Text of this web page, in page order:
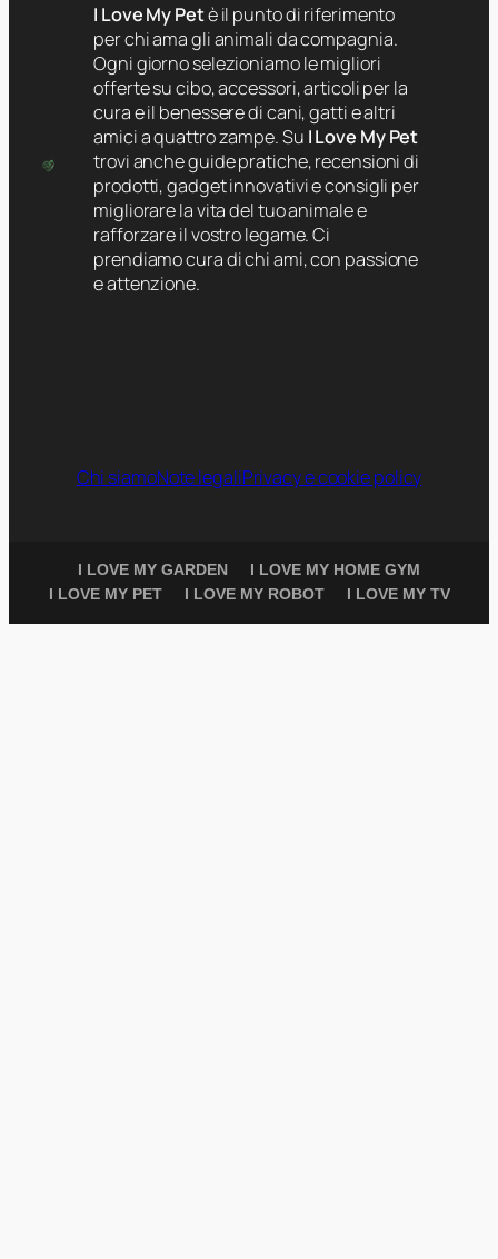
I Love My Petè il punto di riferimento
per chi ama gli animali da compagnia.
Ogni giorno selezioniamo le migliori
offerte su cibo, accessori, articoli per la
cura e il benessere di cani, gatti e altri
amici a quattro zampe. Su I Love My Pet
trovi anche guide pratiche, recensioni di
prodotti, gadget innovativi e consigli per
migliorare la vita del tuo animale e
rafforzare il vostro legame. Ci
prendiamo cura di chi ami, con passione
e attenzione.
Chi siamoNote legaliPrivacy e cookie policy
I LOVE MY GARDEN
I LOVE MY HOME GYM
I LOVE MY PET
I LOVE MY ROBOT I LOVE MY TV